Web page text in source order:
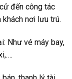
đến công tác
nơi lưu trú.
Như vé máy bay,